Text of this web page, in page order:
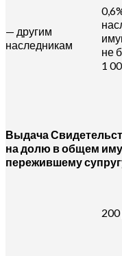
— другим
наследникам
не
1
Выдача
на долю в общем
пережившему
200